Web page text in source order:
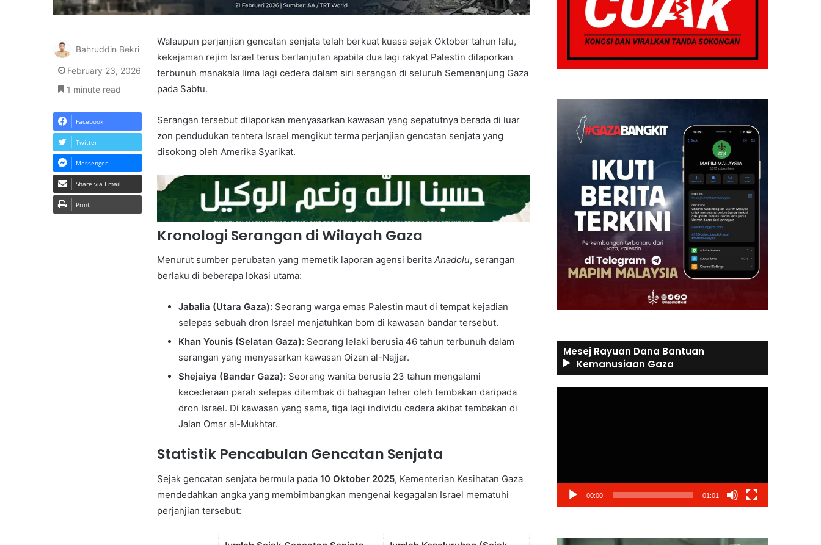
Walaupun perjanjian gencatan senjata telah berkuat kuasa sejak Oktober tahun lalu,
kekejaman rejim Israel terus berlanjutan apabila dua lagi rakyat Palestin dilaporkan
terbunuh manakala lima lagi cedera dalam siri serangan di seluruh Semenanjung Gaza
pada Sabtu.
Serangan tersebut dilaporkan menyasarkan kawasan yang sepatutnya berada di luar
zon pendudukan tentera Israel mengikut terma perjanjian gencatan senjata yang
disokong oleh Amerika Syarikat.
Kronologi Serangan di Wilayah Gaza
Menurut sumber perubatan yang memetik laporan agensi berita Anadolu, serangan
berlaku di beberapa lokasi utama:
Jabalia (Utara Gaza): Seorang warga emas Palestin maut di tempat kejadian
selepas sebuah dron Israel menjatuhkan bom di kawasan bandar tersebut.
Khan Younis (Selatan Gaza): Seorang lelaki berusia 46 tahun terbunuh dalam
serangan yang menyasarkan kawasan Qizan al-Najjar.
Shejaiya (Bandar Gaza): Seorang wanita berusia 23 tahun mengalami
kecederaan parah selepas ditembak di bahagian leher oleh tembakan daripada
dron Israel. Di kawasan yang sama, tiga lagi individu cedera akibat tembakan di
Jalan Omar al-Mukhtar.
Statistik Pencabulan Gencatan Senjata
Sejak gencatan senjata bermula pada 10 Oktober 2025, Kementerian Kesihatan Gaza
mendedahkan angka yang membimbangkan mengenai kegagalan Israel mematuhi
perjanjian tersebut:
Bahruddin Bekri
February 23, 2026
1 minute read
Facebook
Twitter
Messenger
Share via Email
Print
Mesej Rayuan Dana Bantuan
Kemanusiaan Gaza
00:00 01:01